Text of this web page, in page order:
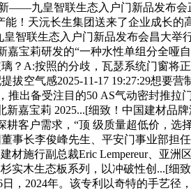
——九皇智联生态入户门新品发布会
！天沅长生集团送来了企业成长的
智联生态入户门新品发布会昌大举
嘉宝莉研发的“一种水性单组分全
A:按照的分歧，瓦瑟系统门窗将
拔空气感2025-11-17 19:27:29想
推出备受注目的50 AS气动密封推
嘉宝莉 2025...[细致！中国建材品
耕客户需求，“顶 级质量超低价，
事长李俊峰先生、平安门事业部
材施行副总裁Eric Lempereur、亚
实木生态板系列，以冲破性创...[
日，2024年。该专利以奇特的手艺